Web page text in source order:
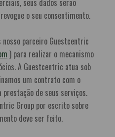
seus dados serão
o seu consentimento.
parceiro Guestcentric
) para realizar o mecanismo
A Guestcentric atua sob
um contrato com o
de seus serviços.
Group por escrito sobre
deve ser feito.